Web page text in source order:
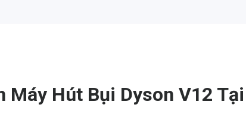
Máy Hút Bụi Dyson V12 Tại